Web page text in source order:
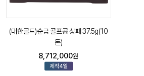
(대한골드)순금 골프공 상패 37.5g(10
돈)
8,712,000원